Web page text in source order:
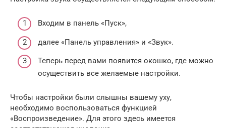
Входим в панель «Пуск»,
далее «Панель управления» и «Звук».
Теперь перед вами появится окошко, где можно
осуществить все желаемые настройки.
Чтобы настройки были слышны вашему уху,
необходимо воспользоваться функцией
«Воспроизведение». Для этого здесь имеется